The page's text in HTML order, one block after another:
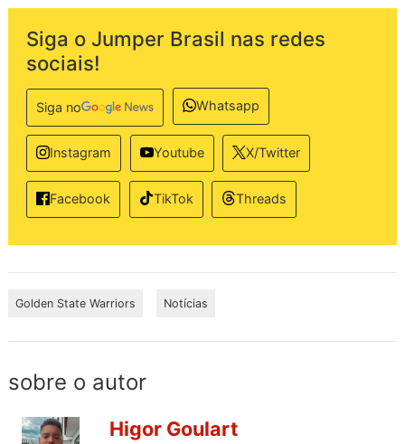
Siga o Jumper Brasil nas redes
sociais!
Siga no Whatsapp
Instagram Youtube X/Twitter
Facebook TikTok Threads
Golden State Warriors Notícias
sobre o autor
Higor Goulart